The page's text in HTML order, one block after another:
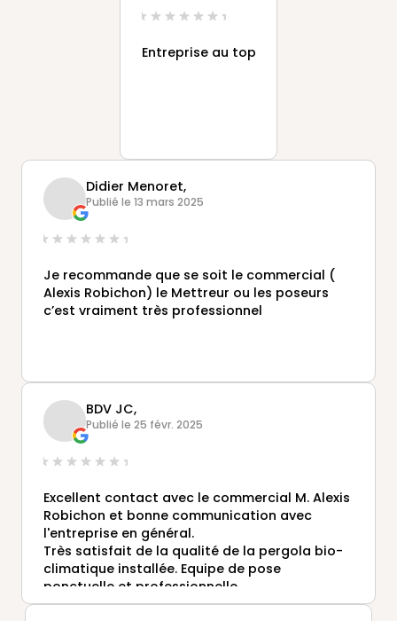
Entreprise au top
Didier Menoret,
Publié le 13 mars 2025
Je recommande que se soit le commercial (
Alexis Robichon) le Mettreur ou les poseurs
c’est vraiment très professionnel
BDV JC,
Publié le 25 févr. 2025
Excellent contact avec le commercial M. Alexis
Robichon et bonne communication avec
l'entreprise en général.
Très satisfait de la qualité de la pergola bio-
climatique installée. Equipe de pose
ponctuelle et professionnelle.
Entreprise à recommander.